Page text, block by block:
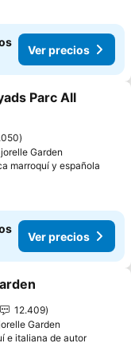
Ver precios
favoritos
Parc All
Garden
marroquí y española
Ver precios
favoritos
12.409
Garden
e italiana de autor